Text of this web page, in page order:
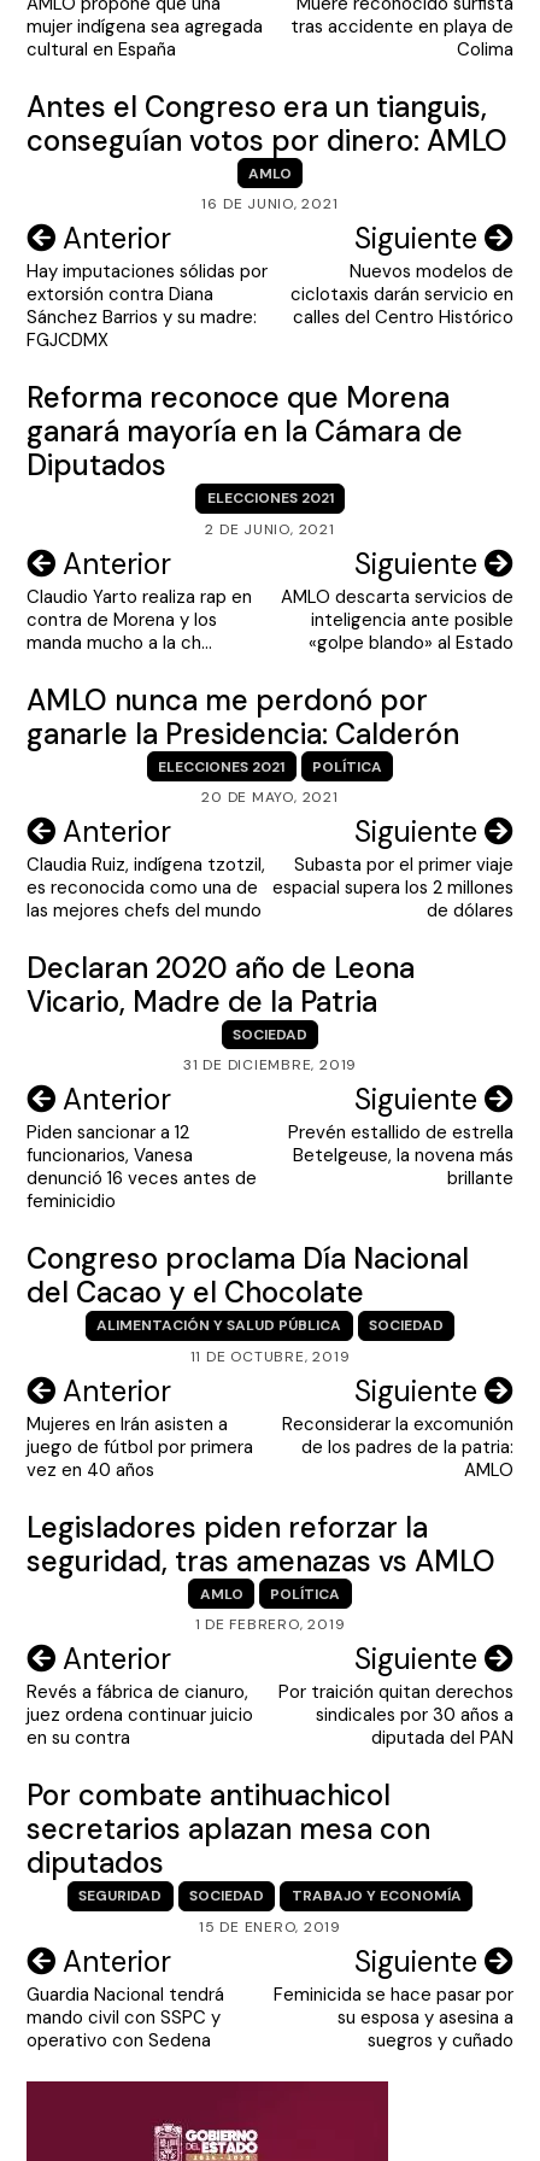
de
entradas
mujer indígena sea agregada
cultural en España
tras accidente en playa de
Colima
Antes el Congreso era un tianguis,
conseguían votos por dinero: AMLO
AMLO
16 DE JUNIO, 2021
Navegación
de
entradas
Anterior
Hay imputaciones sólidas por
extorsión contra Diana
Sánchez Barrios y su madre:
FGJCDMX
Siguiente
Nuevos modelos de
ciclotaxis darán servicio en
calles del Centro Histórico
Reforma reconoce que Morena
ganará mayoría en la Cámara de
Diputados
ELECCIONES 2021
2 DE JUNIO, 2021
Navegación
de
entradas
Anterior
Claudio Yarto realiza rap en
contra de Morena y los
manda mucho a la ch…
Siguiente
AMLO descarta servicios de
inteligencia ante posible
«golpe blando» al Estado
AMLO nunca me perdonó por
ganarle la Presidencia: Calderón
ELECCIONES 2021
POLÍTICA
20 DE MAYO, 2021
Navegación
de
entradas
Anterior
Claudia Ruiz, indígena tzotzil,
es reconocida como una de
las mejores chefs del mundo
Siguiente
Subasta por el primer viaje
espacial supera los 2 millones
de dólares
Declaran 2020 año de Leona
Vicario, Madre de la Patria
SOCIEDAD
31 DE DICIEMBRE, 2019
Navegación
de
entradas
Anterior
Piden sancionar a 12
funcionarios, Vanesa
denunció 16 veces antes de
feminicidio
Siguiente
Prevén estallido de estrella
Betelgeuse, la novena más
brillante
Congreso proclama Día Nacional
del Cacao y el Chocolate
ALIMENTACIÓN Y SALUD PÚBLICA
SOCIEDAD
11 DE OCTUBRE, 2019
Navegación
de
entradas
Anterior
Mujeres en Irán asisten a
juego de fútbol por primera
vez en 40 años
Siguiente
Reconsiderar la excomunión
de los padres de la patria:
AMLO
Legisladores piden reforzar la
seguridad, tras amenazas vs AMLO
AMLO
POLÍTICA
1 DE FEBRERO, 2019
Navegación
de
entradas
Anterior
Revés a fábrica de cianuro,
juez ordena continuar juicio
en su contra
Siguiente
Por traición quitan derechos
sindicales por 30 años a
diputada del PAN
Por combate antihuachicol
secretarios aplazan mesa con
diputados
SEGURIDAD SOCIEDAD
TRABAJO Y ECONOMÍA
15 DE ENERO, 2019
Navegación
de
entradas
Anterior
Guardia Nacional tendrá
mando civil con SSPC y
operativo con Sedena
Siguiente
Feminicida se hace pasar por
su esposa y asesina a
suegros y cuñado